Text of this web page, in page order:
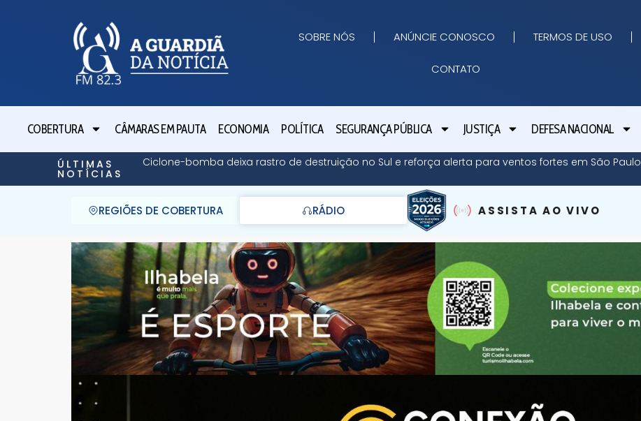
SOBRE NÓS ANÚNCIE CONOSCO TERMOS DE USO
CONTATO
COBERTURA CÂMARAS EM PAUTA ECONOMIA POLÍTICA SEGURANÇA PÚBLICA JUSTIÇA DEFESA NACIONAL
ÚLTIMAS
NOTÍCIAS
Ciclone-bomba deixa rastro de destruição no Sul e reforça alerta para ventos fortes em São Paulo
REGIÕES DE COBERTURA RÁDIO ASSISTA AO VIVO